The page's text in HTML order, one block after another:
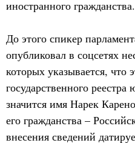
иностранного гражданства.
До этого спикер
опубликовал в соцсетях
которых указывается, что
государственного
значится имя Нарек
его гражданства –
внесения сведений